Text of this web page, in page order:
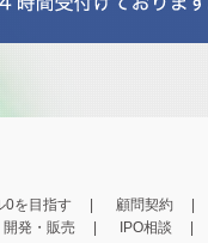
0を目指す 顧問契約
開発・販売 IPO相談